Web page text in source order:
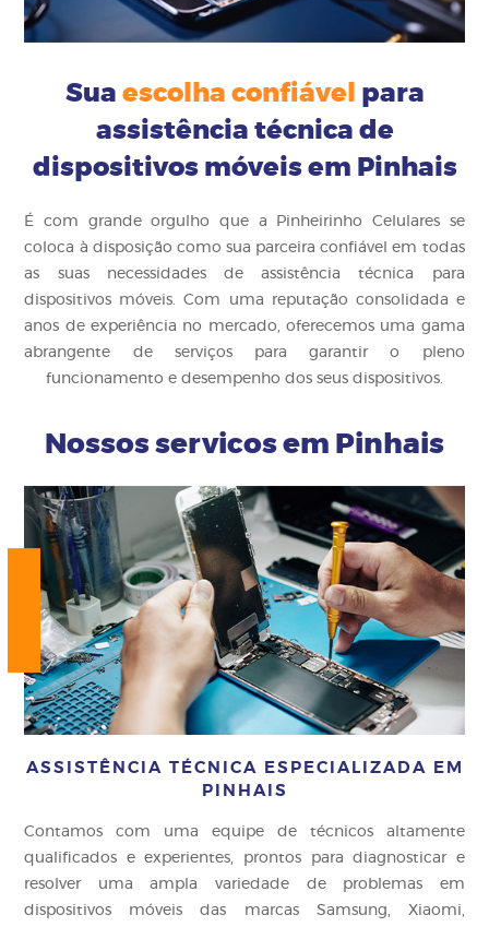
Sua escolha confiável para
assistência técnica de
dispositivos móveis em Pinhais
É com grande orgulho que a Pinheirinho Celulares se
coloca à disposição como sua parceira confiável em todas
as suas necessidades de assistência técnica para
dispositivos móveis. Com uma reputação consolidada e
anos de experiência no mercado, oferecemos uma gama
abrangente de serviços para garantir o pleno
funcionamento e desempenho dos seus dispositivos.
Nossos servicos em Pinhais
ASSISTÊNCIA TÉCNICA ESPECIALIZADA EM
PINHAIS
Contamos com uma equipe de técnicos altamente
qualificados e experientes, prontos para diagnosticar e
resolver uma ampla variedade de problemas em
dispositivos móveis das marcas Samsung, Xiaomi,